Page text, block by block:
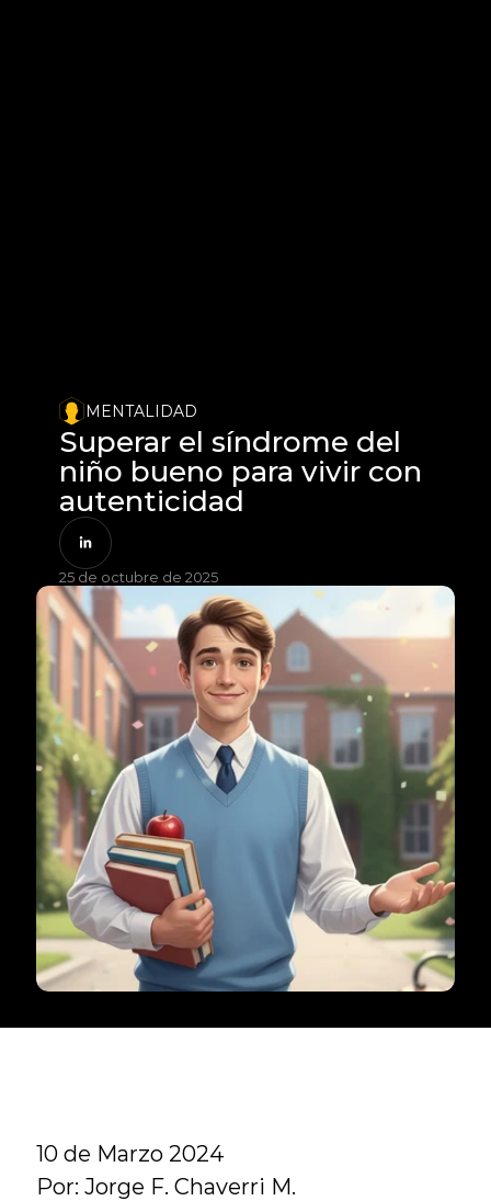
MENTALIDAD
Superar el síndrome del
niño bueno para vivir con
autenticidad
25 de octubre de 2025
10 de Marzo 2024
Por: Jorge F. Chaverri M.